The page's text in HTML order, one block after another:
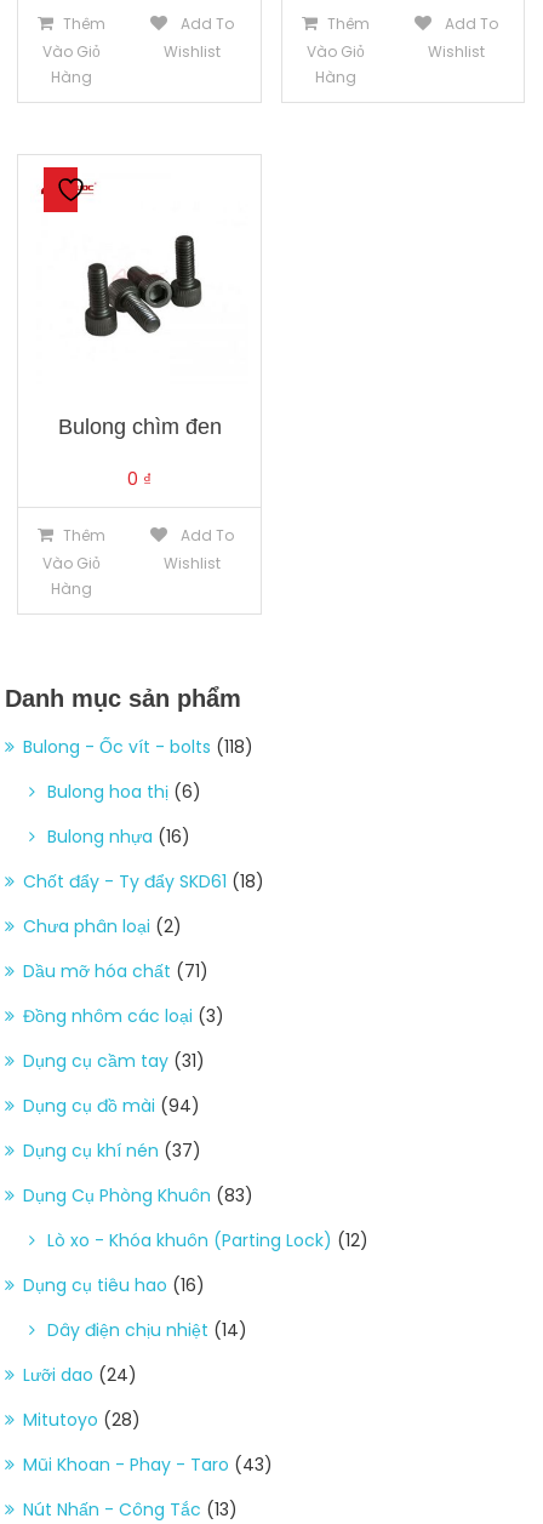
Thêm
Vào Giỏ
Hàng
Add To
Wishlist
Thêm
Vào Giỏ
Hàng
Add To
Wishlist
Bulong chìm đen
0 ₫
Thêm
Vào Giỏ
Hàng
Add To
Wishlist
Danh mục sản phẩm
Bulong - Ốc vít - bolts (118)
Bulong hoa thị (6)
Bulong nhựa (16)
Chốt đẩy - Ty đẩy SKD61 (18)
Chưa phân loại (2)
Dầu mỡ hóa chất (71)
Đồng nhôm các loại (3)
Dụng cụ cầm tay (31)
Dụng cụ đồ mài (94)
Dụng cụ khí nén (37)
Dụng Cụ Phòng Khuôn (83)
Lò xo - Khóa khuôn (Parting Lock) (12)
Dụng cụ tiêu hao (16)
Dây điện chịu nhiệt (14)
Lưỡi dao (24)
Mitutoyo (28)
Mũi Khoan - Phay - Taro (43)
Nút Nhấn - Công Tắc (13)